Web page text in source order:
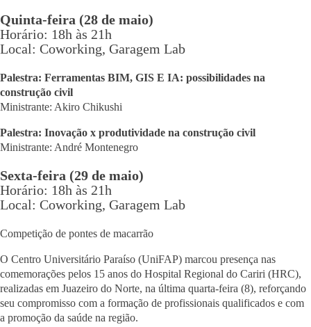
Quinta-feira (28 de maio)
Horário: 18h às 21h
Local: Coworking, Garagem Lab
Palestra: Ferramentas BIM, GIS E IA: possibilidades na
construção civil
Ministrante: Akiro Chikushi
Palestra: Inovação x produtividade na construção civil
Ministrante: André Montenegro
Sexta-feira (29 de maio)
Horário: 18h às 21h
Local: Coworking, Garagem Lab
Competição de pontes de macarrão
O Centro Universitário Paraíso (UniFAP) marcou presença nas
comemorações pelos 15 anos do Hospital Regional do Cariri (HRC),
realizadas em Juazeiro do Norte, na última quarta-feira (8), reforçando
seu compromisso com a formação de profissionais qualificados e com
a promoção da saúde na região.